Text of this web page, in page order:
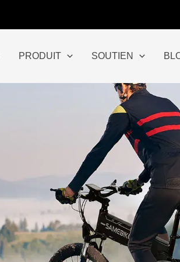
PRODUIT SOUTIEN